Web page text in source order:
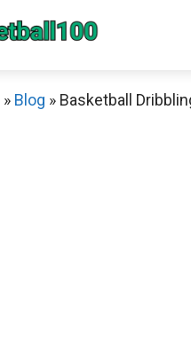
» Blog » Basketball